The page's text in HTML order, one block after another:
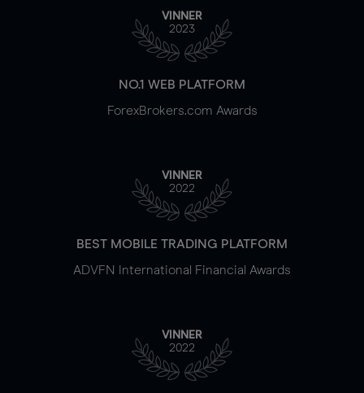
VINNER
2023
NO.1 WEB PLATFORM
ForexBrokers.com Awards
VINNER
2022
BEST MOBILE TRADING PLATFORM
ADVFN International Financial Awards
VINNER
2022